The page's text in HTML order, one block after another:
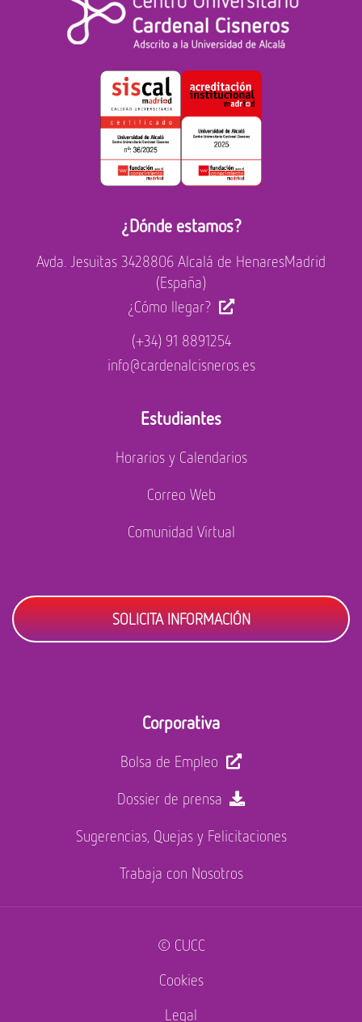
¿Dónde estamos?
Avda. Jesuitas 3428806 Alcalá de HenaresMadrid
(España)
¿Cómo llegar?
(+34) 91 8891254
info@cardenalcisneros.es
Estudiantes
Horarios y Calendarios
Correo Web
Comunidad Virtual
SOLICITA INFORMACIÓN
Corporativa
Bolsa de Empleo
Dossier de prensa
Sugerencias, Quejas y Felicitaciones
Trabaja con Nosotros
© CUCC
Cookies
Legal